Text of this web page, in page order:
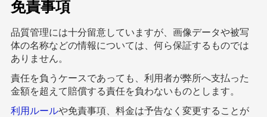
免責事項
品質管理には十分留意していますが、画像データや被写
体の名称などの情報については、何ら保証するものでは
ありません。
責任を負うケースであっても、利用者が弊所へ支払った
金額を超えて賠償する責任を負わないものとします。
利用ルールや免責事項、料金は予告なく変更することが